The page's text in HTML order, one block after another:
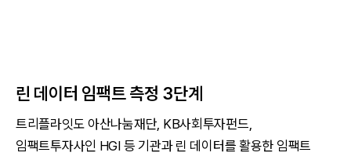
린 데이터 임팩트 측정 3단계
트리플라잇도 아산나눔재단, KB사회투자펀드,
임팩트투자사인 HGI 등 기관과 린 데이터를 활용한 임팩트